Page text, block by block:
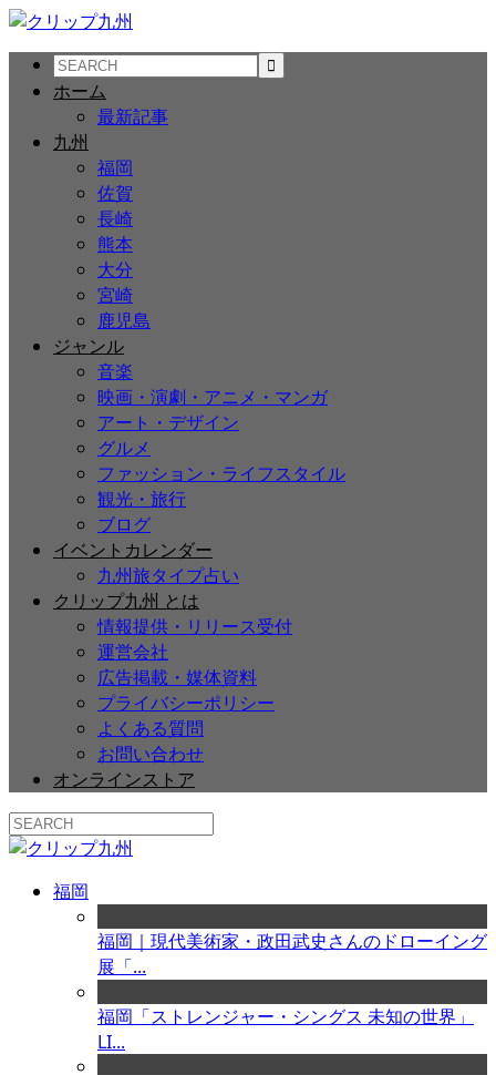
ホーム
最新記事
九州
福岡
佐賀
長崎
熊本
大分
宮崎
鹿児島
ジャンル
音楽
映画・演劇・アニメ・マンガ
アート・デザイン
グルメ
ファッション・ライフスタイル
観光・旅行
ブログ
イベントカレンダー
九州旅タイプ占い
クリップ九州 とは
情報提供・リリース受付
運営会社
広告掲載・媒体資料
プライバシーポリシー
よくある質問
お問い合わせ
オンラインストア
福岡
福岡｜現代美術家・政田武史さんのドローイング
展「...
福岡「ストレンジャー・シングス 未知の世界」
LI...